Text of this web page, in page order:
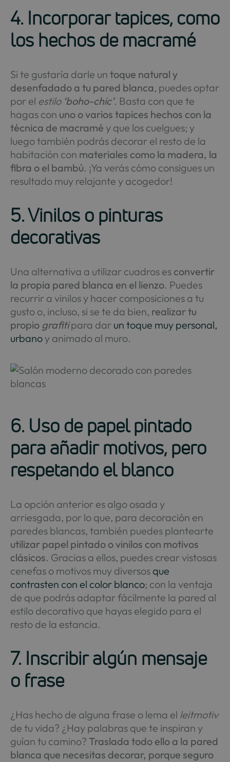
4. Incorporar tapices, como
los hechos de macramé
Si te gustaría darle un toque natural y
desenfadado a tu pared blanca, puedes optar
por el estilo ‘boho-chic’. Basta con que te
hagas con uno o varios tapices hechos con la
técnica de macramé y que los cuelgues; y
luego también podrás decorar el resto de la
habitación con materiales como la madera, la
fibra o el bambú. ¡Ya verás cómo consigues un
resultado muy relajante y acogedor!
5. Vinilos o pinturas
decorativas
Una alternativa a utilizar cuadros es convertir
la propia pared blanca en el lienzo. Puedes
recurrir a vinilos y hacer composiciones a tu
gusto o, incluso, si se te da bien, realizar tu
propio grafitipara dar un toque muy personal,
urbanoy animado al muro.
6. Uso de papel pintado
para añadir motivos, pero
respetando el blanco
La opción anterior es algo osada y
arriesgada, por lo que, para decoración en
paredes blancas, también puedes plantearte
utilizar papel pintado o vinilos con motivos
clásicos. Gracias a ellos, puedes crear vistosas
cenefas o motivos muy diversos que
contrasten con el color blanco; con la ventaja
de que podrás adaptar fácilmente la pared al
estilo decorativo que hayas elegido para el
resto de la estancia.
7. Inscribir algún mensaje
o frase
¿Has hecho de alguna frase o lema el leitmotiv
de tu vida? ¿Hay palabras que te inspiran y
guían tu camino? Traslada todo ello a la pared
blanca que necesitas decorar, porque seguro